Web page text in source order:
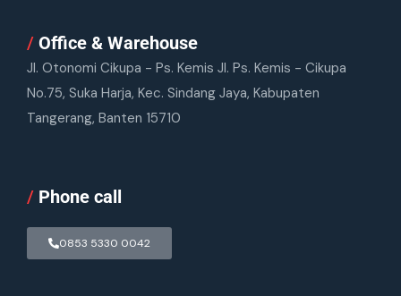
/ Office & Warehouse
Jl. Otonomi Cikupa - Ps. Kemis Jl. Ps. Kemis - Cikupa
No.75, Suka Harja, Kec. Sindang Jaya, Kabupaten
Tangerang, Banten 15710
/ Phone call
0853 5330 0042